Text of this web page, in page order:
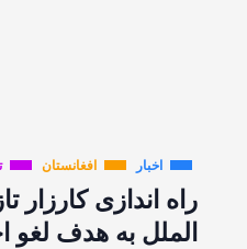
اخبار افغانستان
راه اندازی کارزار
الملل به هدف لغو